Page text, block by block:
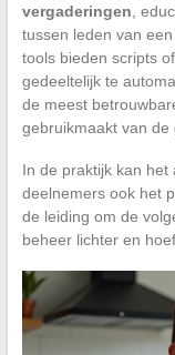
vergaderingen ,
tussen leden van
tools bieden scripts
gedeeltelijk te
de meest
gebruikmaakt van de
In de praktijk kan het
deelnemers ook het
de leiding om de
beheer lichter en